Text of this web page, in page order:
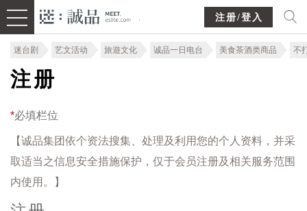
注册/登入
迷台剧 艺文活动 旅遊文化 诚品一日电台 美食茶酒类商品 不
注册
*必填栏位
【诚品集团依个资法搜集、处理及利用您的个人资料，并采
取适当之信息安全措施保护，仅于会员注册及相关服务范围
内使用。】